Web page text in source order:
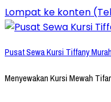
Lompat ke konten
Pusat Sewa Kursi Tiffany
Menyewakan Kursi Mewah